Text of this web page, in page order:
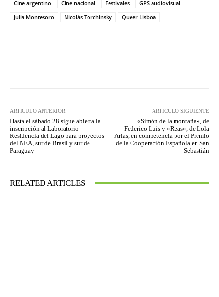
Cine argentino
Cine nacional Festivales
GPS audiovisual
Julia Montesoro
Nicolás Torchinsky Queer Lisboa
ARTÍCULO ANTERIOR
Hasta el sábado 28 sigue abierta la
inscripción al Laboratorio
Residencia del Lago para proyectos
del NEA, sur de Brasil y sur de
Paraguay
ARTÍCULO SIGUIENTE
«Simón de la montaña», de
Federico Luis y «Reas», de Lola
Arias, en competencia por el Premio
de la Cooperación Española en San
Sebastián
RELATED ARTICLES